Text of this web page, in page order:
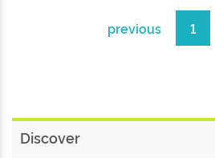
previous 1
Discover